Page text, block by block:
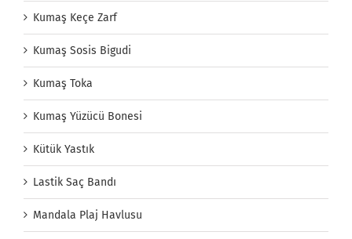
Kumaş Keçe Zarf
Kumaş Sosis Bigudi
Kumaş Toka
Kumaş Yüzücü Bonesi
Kütük Yastık
Lastik Saç Bandı
Mandala Plaj Havlusu